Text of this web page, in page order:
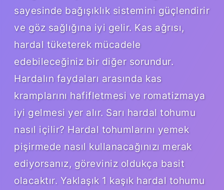
sayesinde bağışıklık sistemini güçlendirir
ve göz sağlığına iyi gelir. Kas ağrısı,
hardal tüketerek mücadele
edebileceğiniz bir diğer sorundur.
Hardalın faydaları arasında kas
kramplarını hafifletmesi ve romatizmaya
iyi gelmesi yer alır. Sarı hardal tohumu
nasıl içilir? Hardal tohumlarını yemek
pişirmede nasıl kullanacağınızı merak
ediyorsanız, göreviniz oldukça basit
olacaktır. Yaklaşık 1 kaşık hardal tohumu